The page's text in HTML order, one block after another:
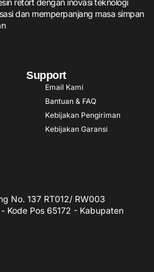
retort dengan inovasi teknologi
dan memperpanjang masa simpan
Support
Email Kami
Bantuan & FAQ
Kebijakan Pengiriman
Kebijakan Garansi
No. 137 RT012/ RW003
Kode Pos 65172 - Kabupaten